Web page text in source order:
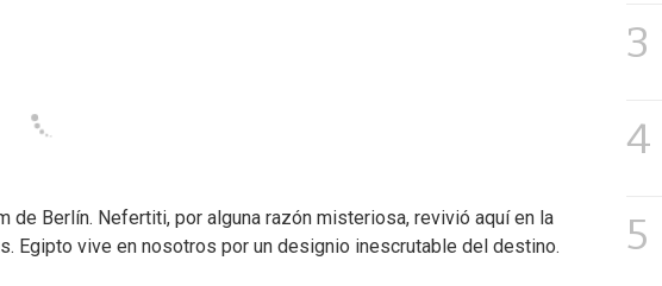
de Berlín. Nefertiti, por alguna razón misteriosa, revivió aquí en la
Egipto vive en nosotros por un designio inescrutable del destino.
3
4
5